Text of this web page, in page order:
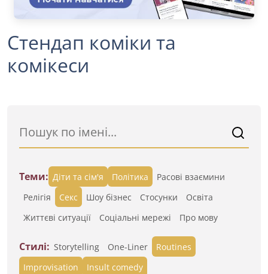
Стендап коміки та
комікеси
Теми: Діти та сім'я Політика
Расові взаємини
Релігія
Секс Шоу бізнес Стосунки
Освіта
Життєві ситуації
Cоціальні мережі Про мову
Стилі: Storytelling One-Liner
Routines
Improvisation
Insult comedy